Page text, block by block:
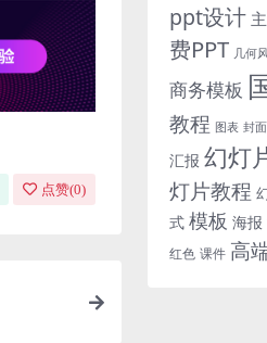
点赞(0)
ppt设计
费PPT 几何
商务模板
教程 图表 封面
汇报 幻灯
灯片教程
式 模板 海报
红色 课件 高